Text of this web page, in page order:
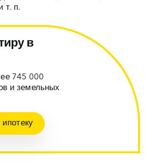
т. п.
в
745 000
и земельных
ипотеку